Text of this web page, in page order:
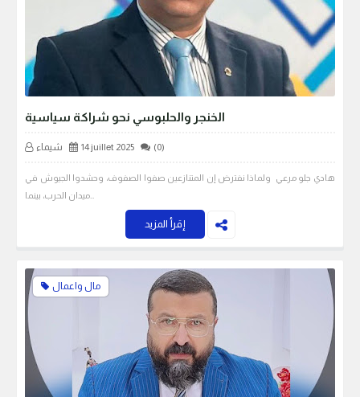
الخنجر والحلبوسي نحو شراكة سياسية
شيماء 14 juillet 2025 (0)
هادي جلو مرعي ولماذا نفترض إن المتنازعين صفوا الصفوف، وحشدوا الجيوش في
إقرأ المزيد
مال واعمال